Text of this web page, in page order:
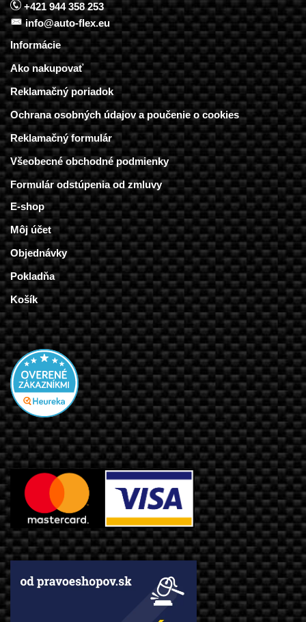
+421 944 358 253
info@auto-flex.eu
Informácie
Ako nakupovať
Reklamačný poriadok
Ochrana osobných údajov a poučenie o cookies
Reklamačný formulár
Všeobecné obchodné podmienky
Formulár odstúpenia od zmluvy
E-shop
Môj účet
Objednávky
Pokladňa
Košík